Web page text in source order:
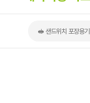
🥪 샌드위치 포장용기